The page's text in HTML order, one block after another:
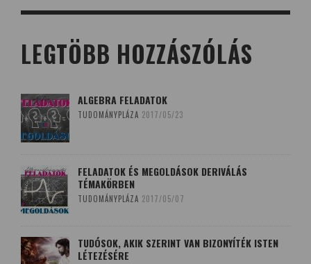
LEGTÖBB HOZZÁSZÓLÁS
ALGEBRA FELADATOK
TUDOMÁNYPLÁZA 2017/05/23
FELADATOK ÉS MEGOLDÁSOK DERIVÁLÁS
TÉMAKÖRBEN
TUDOMÁNYPLÁZA 2017/05/07
TUDÓSOK, AKIK SZERINT VAN BIZONYÍTÉK ISTEN
LÉTEZÉSÉRE